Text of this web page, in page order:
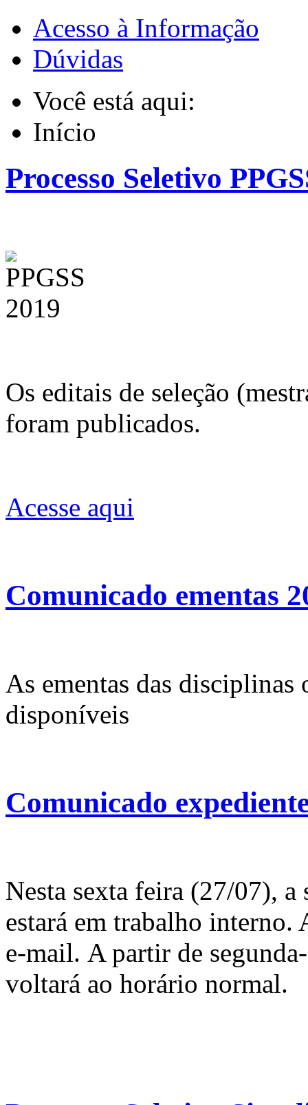
Acesso à Informação
Dúvidas
Você está aqui:
Início
Processo Seletivo
Os editais de seleção
foram publicados.
Acesse aqui
Comunicado ementas
As ementas das disciplinas
disponíveis
Comunicado
Nesta sexta feira (27/07), a
estará em trabalho interno.
e-mail. A partir de
voltará ao horário normal.